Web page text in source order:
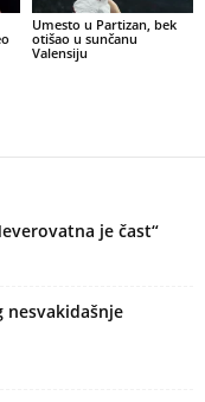
Umesto u Partizan, bek
otišao u sunčanu
Valensiju
je čast“
nesvakidašnje